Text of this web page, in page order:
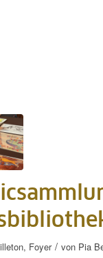
, Foyer / von Pia